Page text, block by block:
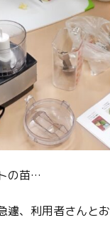
の苗…
、利用者さんと